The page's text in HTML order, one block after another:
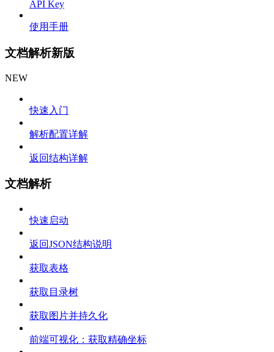
API Key
使用手册
文档解析新版
NEW
快速入门
解析配置详解
返回结构详解
文档解析
快速启动
返回JSON结构说明
获取表格
获取目录树
获取图片并持久化
前端可视化：获取精确坐标